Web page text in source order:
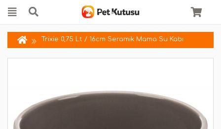
Trixie 0,75 Lt / 16cm Seramik Mama Su Kabı